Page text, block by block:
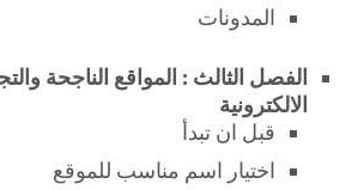
المدونات
الفصل الثالث : المواقع الناجحة
الالكترونية
قبل ان تبدأ
اختيار اسم مناسب للموقع